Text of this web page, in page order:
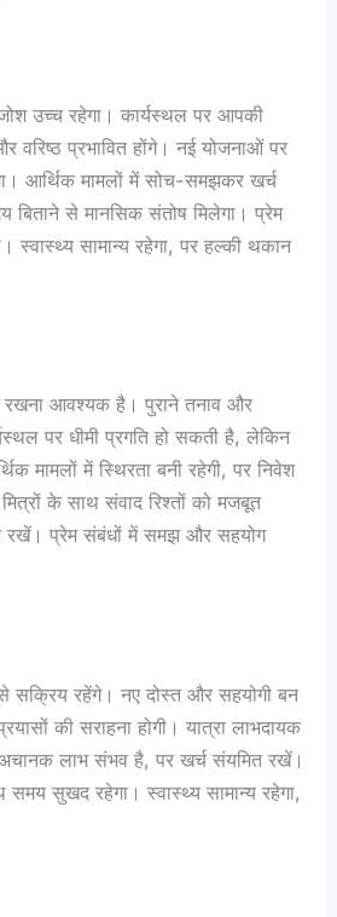
उच्च रहेगा। कार्यस्थल पर आपकी
वरिष्ठ प्रभावित होंगे। नई योजनाओं पर
आर्थिक मामलों में सोच-समझकर खर्च
बिताने से मानसिक संतोष मिलेगा। प्रेम
स्वास्थ्य सामान्य रहेगा, पर हल्की थकान
रखना आवश्यक है। पुराने तनाव और
पर धीमी प्रगति हो सकती है, लेकिन
मामलों में स्थिरता बनी रहेगी, पर निवेश
के साथ संवाद रिश्तों को मजबूत
रखें। प्रेम संबंधों में समझ और सहयोग
रहेंगे। नए दोस्त और सहयोगी बन
की सराहना होगी। यात्रा लाभदायक
लाभ संभव है, पर खर्च संयमित रखें।
समय सुखद रहेगा। स्वास्थ्य सामान्य रहेगा,